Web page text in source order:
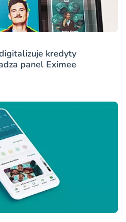
kredyty
panel Eximee